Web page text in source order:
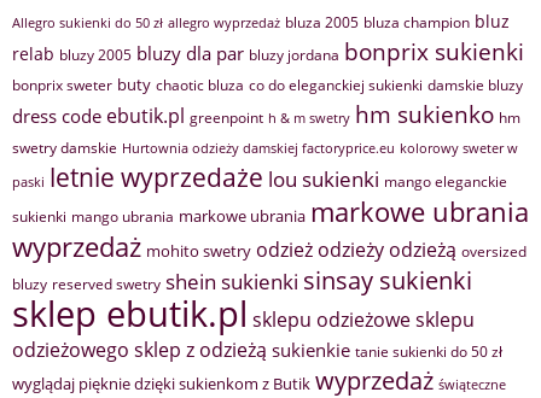
Allegro sukienki do 50 zł allegro wyprzedaż bluza 2005 bluza champion bluz
relab bluzy 2005 bluzy dla par bluzy jordana bonprix sukienki
bonprix sweter buty chaotic bluza co do eleganckiej sukienki damskie bluzy
dress code ebutik.pl greenpoint h & m swetry hm sukienko hm
swetry damskie Hurtownia odzieży damskiej factoryprice.eu kolorowy sweter w
paski letnie wyprzedaże lou sukienki mango eleganckie
sukienki mango ubrania markowe ubrania markowe ubrania
wyprzedaż mohito swetry odzież odzieży odzieżą oversized
bluzy reserved swetry shein sukienki sinsay sukienki
sklep ebutik.pl sklepu odzieżowesklepu
odzieżowego sklep z odzieżą sukienkie tanie sukienki do 50 zł
wyglądaj pięknie dzięki sukienkom z Butik wyprzedaż świąteczne